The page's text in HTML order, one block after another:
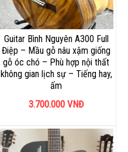
Guitar Bình Nguyên A300 Full
Điệp – Mầu gỗ nâu xậm giống
gỗ óc chó – Phù hợp nội thất
không gian lịch sự – Tiếng hay,
ấm
3.700.000 VNĐ